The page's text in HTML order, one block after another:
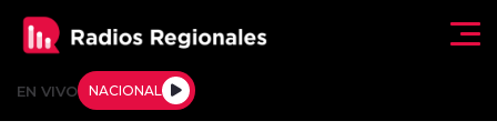
EN VIVO NACIONAL